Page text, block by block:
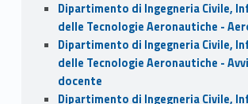
Dipartimento di Ingegneria Civile,
delle Tecnologie Aeronautiche -
Dipartimento di Ingegneria Civile,
delle Tecnologie Aeronautiche -
docente
Dipartimento di Ingegneria Civile,